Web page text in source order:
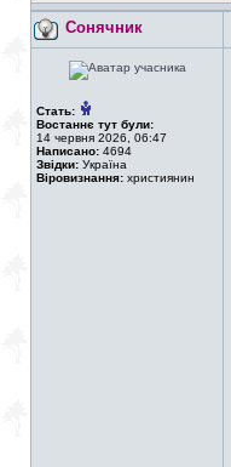
Сонячник
Стать:
Востаннє тут були:
14 червня 2026, 06:47
Написано: 4694
Звідки: Україна
Віровизнання: християнин